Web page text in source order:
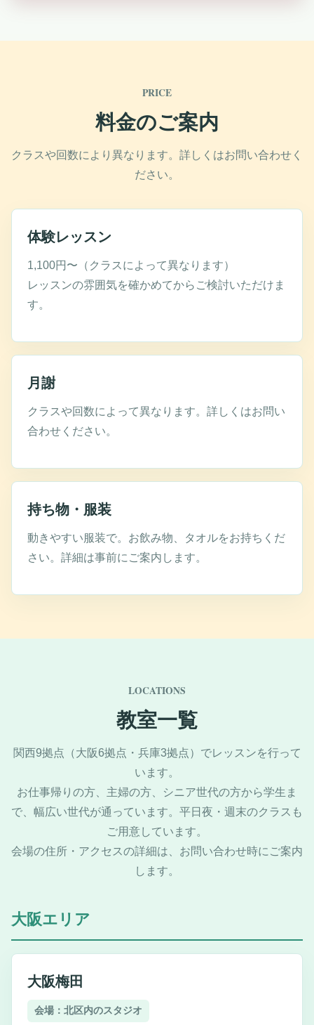
PRICE
料金のご案内
クラスや回数により異なります。詳しくはお問い合わせく
ださい。
体験レッスン
1,100円〜（クラスによって異なります）
レッスンの雰囲気を確かめてからご検討いただけま
す。
月謝
クラスや回数によって異なります。詳しくはお問い
合わせください。
持ち物・服装
動きやすい服装で。お飲み物、タオルをお持ちくだ
さい。詳細は事前にご案内します。
LOCATIONS
教室一覧
関西9拠点（大阪6拠点・兵庫3拠点）でレッスンを行って
います。
お仕事帰りの方、主婦の方、シニア世代の方から学生ま
で、幅広い世代が通っています。平日夜・週末のクラスも
ご用意しています。
会場の住所・アクセスの詳細は、お問い合わせ時にご案内
します。
大阪エリア
大阪梅田
会場：北区内のスタジオ